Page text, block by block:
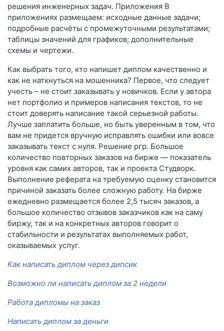
решения инженерных задач. Приложения В
приложениях размещаем: исходные данные задачи;
подробные расчёты с промежуточными результатами;
таблицы значений для графиков; дополнительные
схемы и чертежи.
Как выбрать того, кто напишет диплом качественно и
как не наткнуться на мошенника? Первое, что следует
учесть – не стоит заказывать у новичков. Если у автора
нет портфолио и примеров написания текстов, то не
стоит доверять написание такой серьезной работы.
Лучше заплатить больше, но быть уверенным в том, что
вам не придется вручную исправлять ошибки или вовсе
заказывать текст с нуля. Решение ргр. Большое
количество повторных заказов на бирже — показатель
уровня как самих авторов, так и проекта Студворк.
Выполнение реферата на требуемую оценку становится
причиной заказать более сложную работу. На бирже
ежедневно размещается более 2,5 тысяч заказов, а
большое количество отзывов заказчиков как на саму
биржу, так и на конкретных авторов говорит о
стабильности и результатах выполняемых работ,
оказываемых услуг.
Как написать диплом через дипсик
Возможно ли написать диплом за 2 недели
Работа дипломы на заказ
Написать диплом за деньги